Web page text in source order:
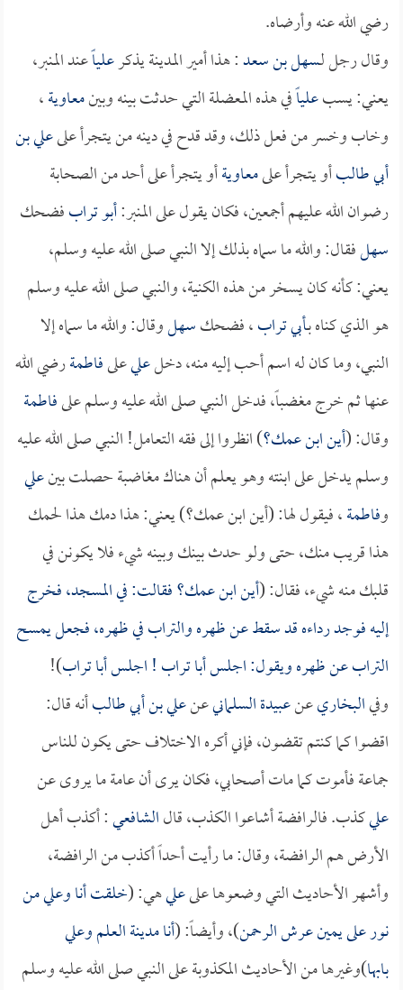
رضي الله عنه وأرضاه.
وقال رجل لـسهل بن سعد: هذا أمير المدينة يذكرعلياًعند المنبر،
يعني: يسبعلياًفي هذه المعضلة التي حدثت بينه وبينمعاوية،
وخاب وخسر من فعل ذلك، وقد قدح في دينه من يتجرأ علىعلي بن
أبي طالبأو يتجرأ علىمعاويةأو يتجرأ على أحد من الصحابة
رضوان الله عليهم أجمعين، فكان يقول على المنبر:أبو ترابفضحك
سهلفقال: والله ما سماه بذلك إلا النبي صلى الله عليه وسلم،
يعني: كأنه كان يسخر من هذه الكنية، والنبي صلى الله عليه وسلم
هو الذي كناه بـأبي تراب، فضحكسهلوقال: والله ما سماه إلا
النبي، وما كان له اسم أحب إليه منه، دخلعليعلىفاطمةرضي الله
عنها ثم خرج مغضباً، فدخل النبي صلى الله عليه وسلم علىفاطمة
وقال: (أين ابن عمك؟) انظروا إلى فقه التعامل! النبي صلى الله عليه
وسلم يدخل على ابنته وهو يعلم أن هناك مغاضبة حصلت بينعلي
وفاطمة، فيقول لها: (أين ابن عمك؟) يعني: هذا دمك هذا لحمك
هذا قريب منك، حتى ولو حدث بينك وبينه شيء فلا يكونن في
قلبك منه شيء، فقال: (أين ابن عمك؟ فقالت: في المسجد، فخرج
إليه فوجد رداءه قد سقط عن ظهره والتراب في ظهره، فجعل يمسح
التراب عن ظهره ويقول: اجلسأبا تراب! اجلسأبا تراب)!
وفيالبخاريعنعبيدة السلمانيعنعلي بن أبي طالبأنه قال:
اقضوا كما كنتم تقضون، فإني أكره الاختلاف حتى يكون للناس
جماعة فأموت كما مات أصحابي، فكان يرى أن عامة ما يروى عن
عليكذب. فالرافضة أشاعوا الكذب، قالالشافعي: أكذب أهل
الأرض هم الرافضة، وقال: ما رأيت أحداً أكذب من الرافضة،
وأشهر الأحاديث التي وضعوها علىعليهي: (خلقت أنا وعليمن
نور على يمين عرش الرحمن)، وأيضاً: (أنا مدينة العلم وعلي
بابها)وغيرها من الأحاديث المكذوبة على النبي صلى الله عليه وسلم